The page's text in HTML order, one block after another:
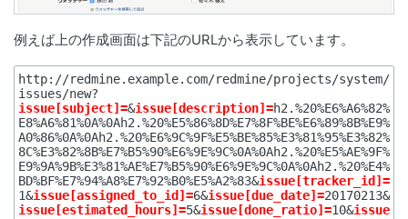
例えば上の作成画面は下記のURLから表示しています。
http://redmine.example.com/redmine/projects/system/
issues/new?
issue[subject]=&issue[description]=h2.%20%E6%A6%82%
E8%A6%81%0A%0Ah2.%20%E5%86%8D%E7%8F%BE%E6%89%8B%E9%
A0%86%0A%0Ah2.%20%E6%9C%9F%E5%BE%85%E3%81%95%E3%82%
8C%E3%82%8B%E7%B5%90%E6%9E%9C%0A%0Ah2.%20%E5%AE%9F%
E9%9A%9B%E3%81%AE%E7%B5%90%E6%9E%9C%0A%0Ah2.%20%E4%
BD%BF%E7%94%A8%E7%92%B0%E5%A2%83&issue[tracker_id]=
1&issue[assigned_to_id]=6&issue[due_date]=20170213&
issue[estimated_hours]=5&issue[done_ratio]=10&issue